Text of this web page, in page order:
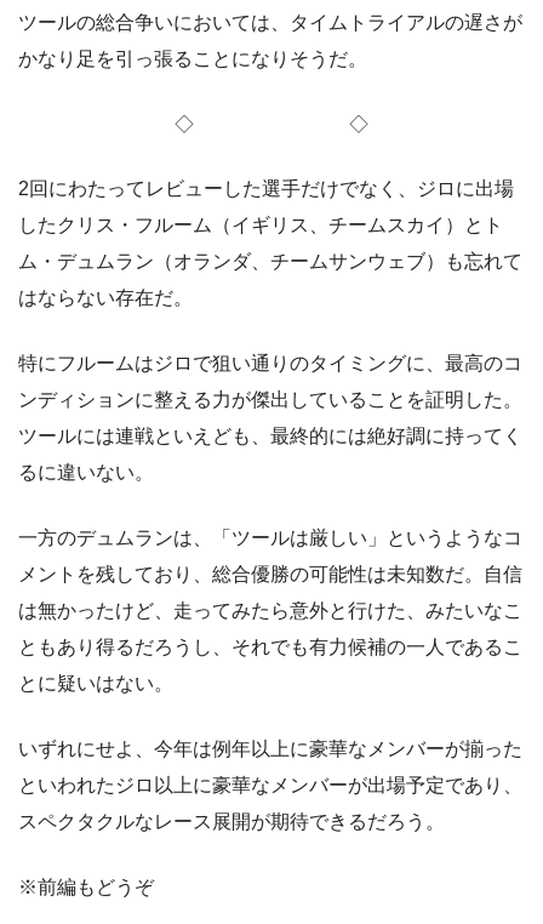
ツールの総合争いにおいては、タイムトライアルの遅さが
かなり足を引っ張ることになりそうだ。
◇ ◇
2回にわたってレビューした選手だけでなく、ジロに出場
したクリス・フルーム（イギリス、チームスカイ）とト
ム・デュムラン（オランダ、チームサンウェブ）も忘れて
はならない存在だ。
特にフルームはジロで狙い通りのタイミングに、最高のコ
ンディションに整える力が傑出していることを証明した。
ツールには連戦といえども、最終的には絶好調に持ってく
るに違いない。
一方のデュムランは、「ツールは厳しい」というようなコ
メントを残しており、総合優勝の可能性は未知数だ。自信
は無かったけど、走ってみたら意外と行けた、みたいなこ
ともあり得るだろうし、それでも有力候補の一人であるこ
とに疑いはない。
いずれにせよ、今年は例年以上に豪華なメンバーが揃った
といわれたジロ以上に豪華なメンバーが出場予定であり、
スペクタクルなレース展開が期待できるだろう。
※前編もどうぞ